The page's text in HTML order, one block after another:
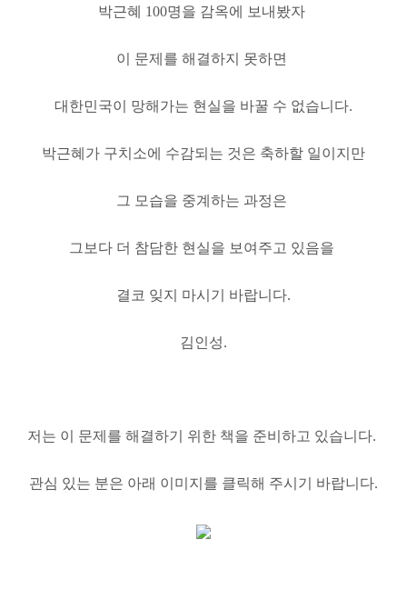
박근혜 100명을 감옥에 보내봤자
이 문제를 해결하지 못하면
대한민국이 망해가는 현실을 바꿀 수 없습니다.
박근혜가 구치소에 수감되는 것은 축하할 일이지만
그 모습을 중계하는 과정은
그보다 더 참담한 현실을 보여주고 있음을
결코 잊지 마시기 바랍니다.
김인성.
저는 이 문제를 해결하기 위한 책을 준비하고 있습니다.
관심 있는 분은 아래 이미지를 클릭해 주시기 바랍니다.